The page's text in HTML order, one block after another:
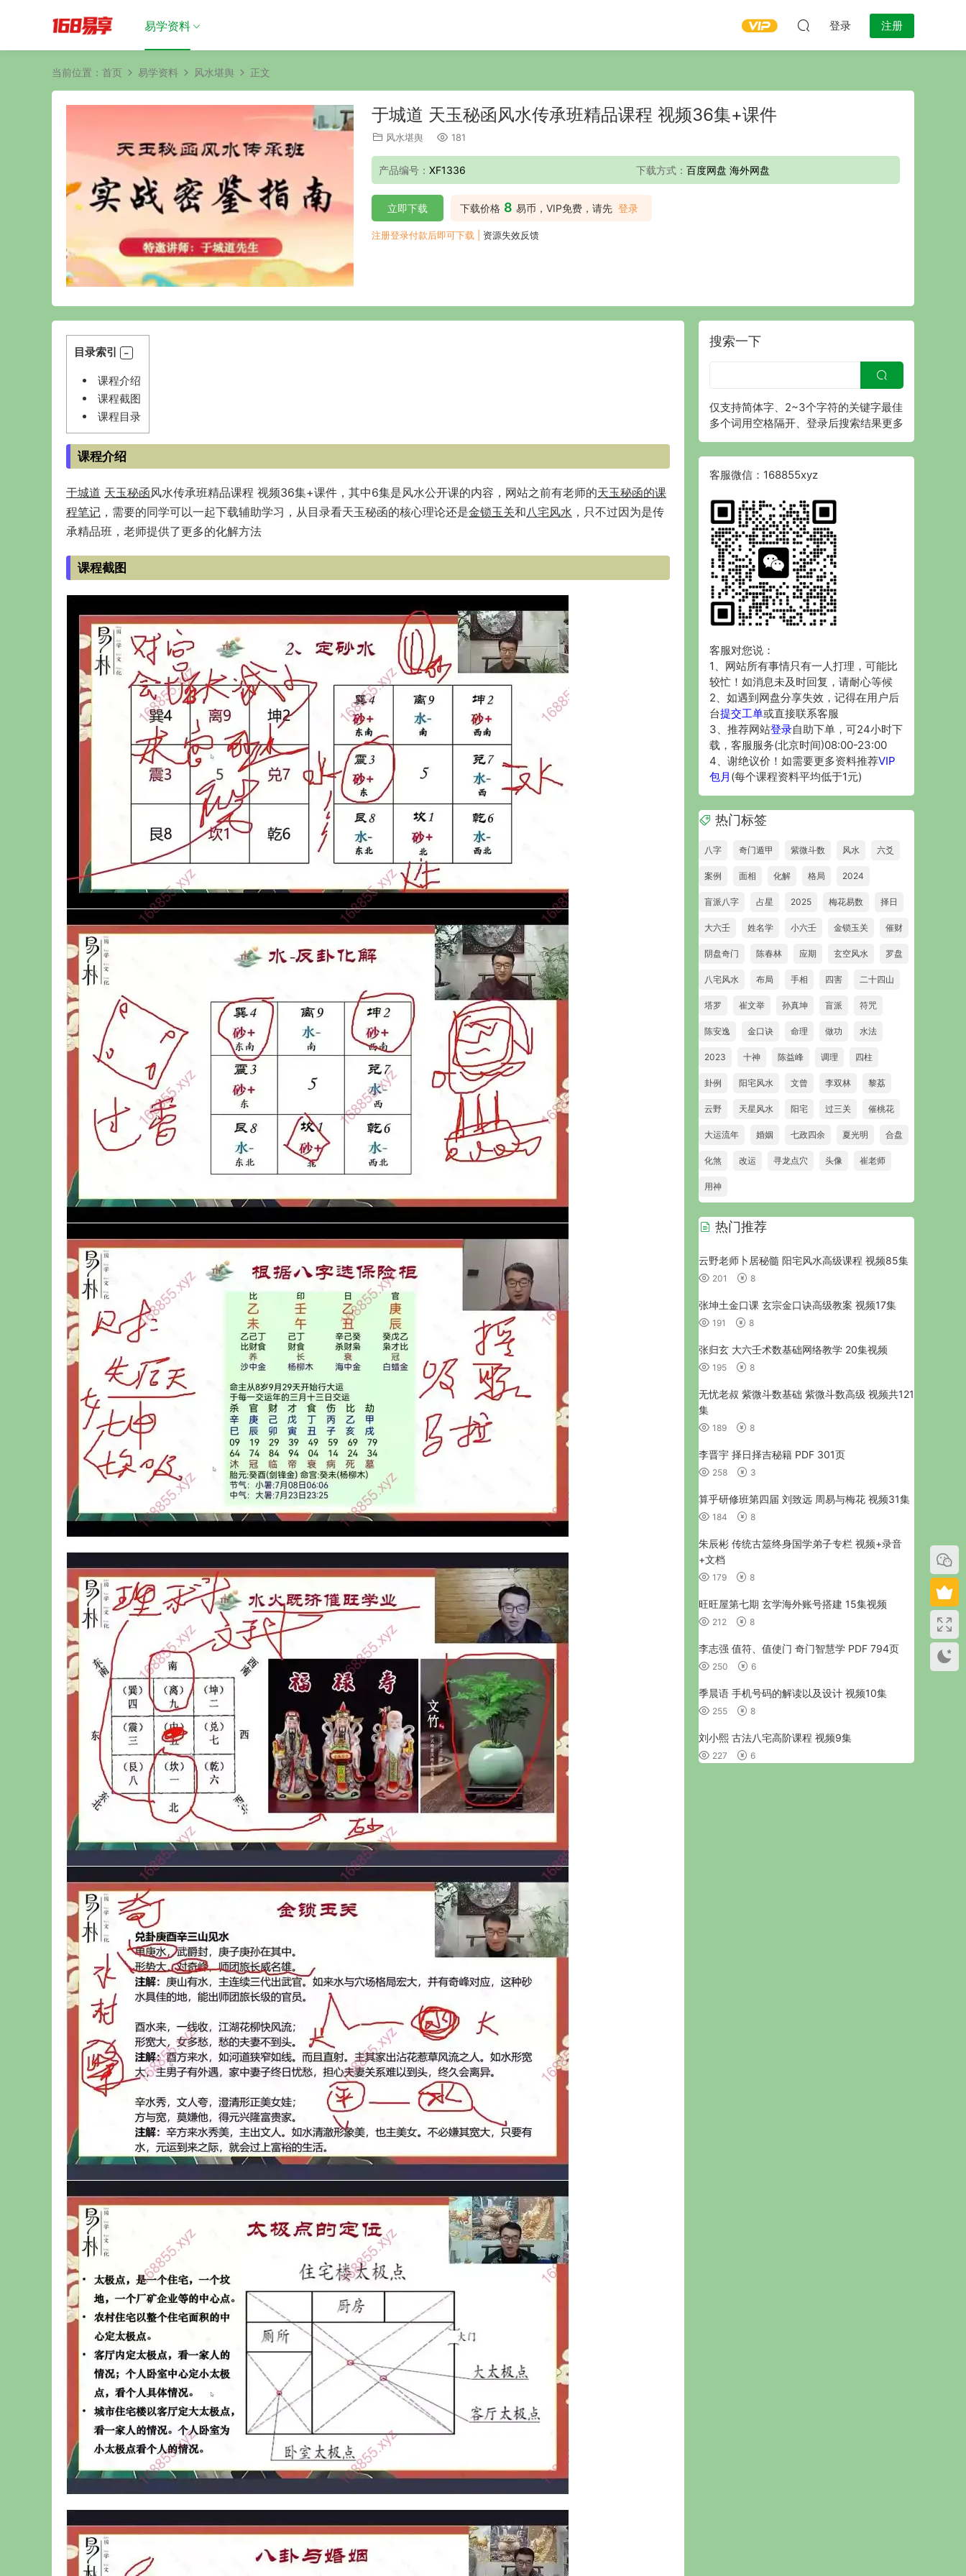
易学资料 登录 注册
当前位置： 首页 易学资料 风水堪舆 正文
于城道 天玉秘函风水传承班精品课程 视频36集+课件
风水堪舆 181
产品编号： XF1336 下载方式： 百度网盘 海外网盘
下载价格 8 易币，VIP免费，请先 登录
立即下载
注册登录付款后即可下载 | 资源失效反馈
目录索引
课程介绍
课程截图
课程目录
课程介绍
于城道 天玉秘函风水传承班精品课程 视频36集+课件，其中6集是风水公开课的内容，网站之前有老师的天玉秘函的课
程笔记 ，需要的同学可以一起下载辅助学习，从目录看天玉秘函的核心理论还是金锁玉关和八宅风水 ，只不过因为是传
承精品班，老师提供了更多的化解方法
课程截图
搜索一下
仅支持简体字、2~3个字符的关键字最佳
多个词用空格隔开、登录后搜索结果更多
客服微信：168855xyz
客服对您说：
1、网站所有事情只有一人打理，可能比
较忙！如消息未及时回复，请耐心等候
2、如遇到网盘分享失效，记得在用户后
台提交工单或直接联系客服
3、推荐网站登录自助下单，可24小时下
载，客服服务(北京时间)08:00-23:00
4、谢绝议价！如需要更多资料推荐VIP
包月 (每个课程资料平均低于1元)
热门标签
八字 奇门遁甲 紫微斗数 风水 六爻
案例 面相 化解 格局 2024
盲派八字 占星 2025 梅花易数 择日
大六壬 姓名学 小六壬 金锁玉关 催财
阴盘奇门 陈春林 应期 玄空风水 罗盘
八宅风水 布局 手相 四害 二十四山
塔罗 崔文举 孙真坤 盲派 符咒
陈安逸 金口诀 命理 做功 水法
2023 十神 陈益峰 调理 四柱
卦例 阳宅风水 文曾 李双林 黎荔
云野 天星风水 阳宅 过三关 催桃花
大运流年 婚姻 七政四余 夏光明 合盘
化煞 改运 寻龙点穴 头像 崔老师
用神
热门推荐
云野老师卜居秘髓 阳宅风水高级课程 视频85集
201 8
张坤土金口课 玄宗金口诀高级教案 视频17集
191 8
张归玄 大六壬术数基础网络教学 20集视频
195 8
无忧老叔 紫微斗数基础 紫微斗数高级 视频共121
集
189 8
李晋宇 择日择吉秘籍 PDF 301页
258 3
算乎研修班第四届 刘致远 周易与梅花 视频31集
184 8
朱辰彬 传统古筮终身国学弟子专栏 视频+录音
+文档
179 8
旺旺屋第七期 玄学海外账号搭建 15集视频
212 8
李志强 值符、值使门 奇门智慧学 PDF 794页
250 6
季晨语 手机号码的解读以及设计 视频10集
255 8
刘小熙 古法八宅高阶课程 视频9集
227 6